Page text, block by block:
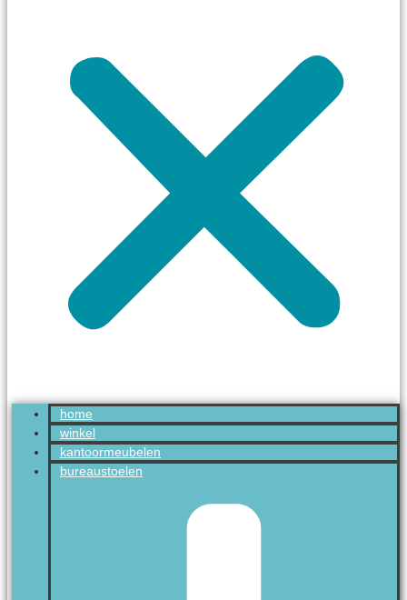
home
winkel
kantoormeubelen
bureaustoelen